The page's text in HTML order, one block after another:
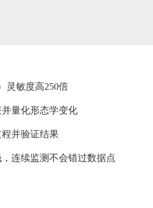
灵敏度高250倍
量化形态学变化
并验证结果
连续监测不会错过数据点